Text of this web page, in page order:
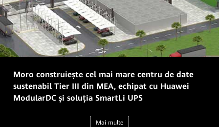
Moro construiește cel mai mare centru de date
sustenabil Tier III din MEA, echipat cu Huawei
ModularDC și soluția SmartLi UPS
Mai multe